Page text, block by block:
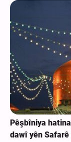
Pêşbîniya
dawî yên